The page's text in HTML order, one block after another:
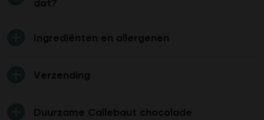
dat?
Ingrediënten en allergenen
Verzending
Duurzame Callebaut chocolade